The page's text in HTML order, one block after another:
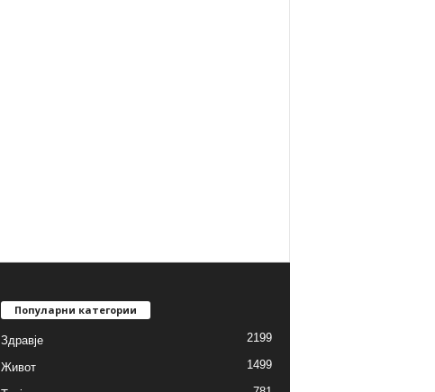
Популарни категории
Здравје 2199
Живот 1499